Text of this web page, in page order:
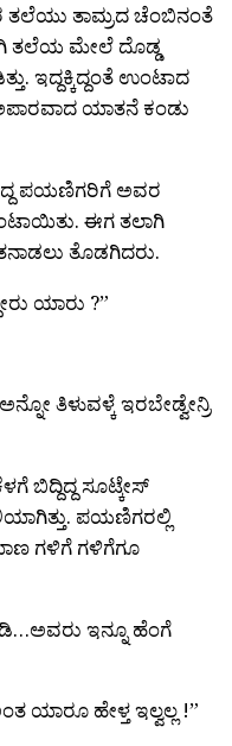
ತಲೆಯು ತಾಮ್ರದ ಚೆಂಬಿನಂತೆ
ತಲೆಯ ಮೇಲೆ ದೊಡ್ಡ
ಇದ್ದಕ್ಕಿದ್ದಂತೆ ಉಂಟಾದ
ಯಾತನೆ ಕಂಡು
ಪಯಣಿಗರಿಗೆ ಅವರ
ಈಗ ತಲಾಗಿ
ತೊಡಗಿದರು.
ಯಾರು ?”
ತಿಳುವಳ್ಕೆ ಇರಬೇಡ್ವೇನ್ರಿ
ಬಿದ್ದಿದ್ದ ಸೂಟ್ಕೇಸ್
ಪಯಣಿಗರಲ್ಲಿ
ಗಳಿಗೆ ಗಳಿಗೆಗೂ
ಇನ್ನೂ ಹೆಂಗೆ
ಯಾರೂ ಹೇಳ್ತ ಇಲ್ವಲ್ಲ !”